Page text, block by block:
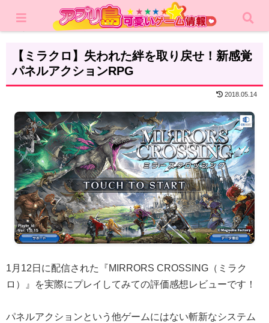
レビュー RPG
【ミラクロ】失われた絆を取り戻せ！新感覚
パネルアクションRPG
2018.05.14
1月12日に配信された『MIRRORS CROSSING（ミラク
ロ）』を実際にプレイしてみての評価感想レビューです！
パネルアクションという他ゲームにはない斬新なシステム